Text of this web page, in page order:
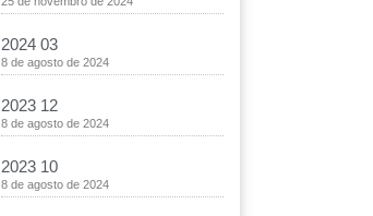
2024 03
8 de agosto de 2024
2023 12
8 de agosto de 2024
2023 10
8 de agosto de 2024